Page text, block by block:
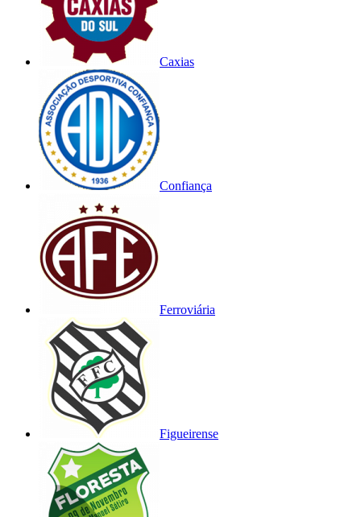
Caxias
Confiança
Ferroviária
Figueirense